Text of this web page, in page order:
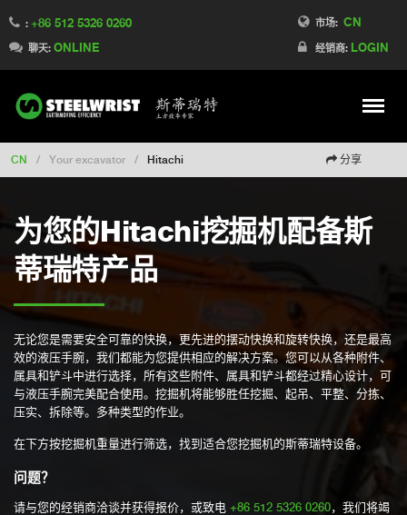
市场: CN
经销商: LOGIN
: +86 512 5326 0260
聊天: ONLINE
Meny
Switch to France
Switch to Finland
Switch to Denmark
Switch to Australia
CN / Your excavator / Hitachi 分享
为您的Hitachi挖掘机配备斯
蒂瑞特产品
无论您是需要安全可靠的快换，更先进的摆动快换和旋转快换，还是最高
效的液压手腕，我们都能为您提供相应的解决方案。您可以从各种附件、
属具和铲斗中进行选择，所有这些附件、属具和铲斗都经过精心设计，可
与液压手腕完美配合使用。挖掘机将能够胜任挖掘、起吊、平整、分拣、
压实、拆除等。多种类型的作业。
在下方按挖掘机重量进行筛选，找到适合您挖掘机的斯蒂瑞特设备。
问题？
请与您的经销商洽谈并获得报价，或致电 +86 512 5326 0260，我们将竭